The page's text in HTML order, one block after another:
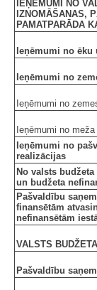
IEŅĒMUMI NO
IZNOMĀŠANAS,
PAMATPARĀDA
Ieņēmumi no
Ieņēmumi no
Ieņēmumi no
Ieņēmumi no
Ieņēmumi no
realizācijas
No valsts
un budžeta
Pašvaldību
finansētām
nefinansētām
VALSTS
Pašvaldību